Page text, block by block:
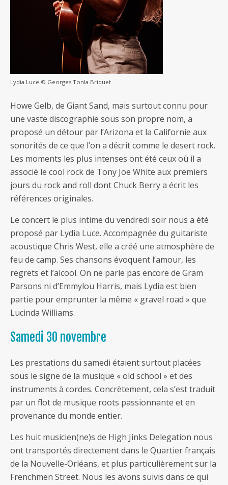
Lydia Luce © Georges Tonla Briquet
Howe Gelb, de Giant Sand, mais surtout connu pour
une vaste discographie sous son propre nom, a
proposé un détour par l’Arizona et la Californie aux
sonorités de ce que l’on a décrit comme le desert rock.
Les moments les plus intenses ont été ceux où il a
associé le cool rock de Tony Joe White aux premiers
jours du rock and roll dont Chuck Berry a écrit les
références originales.
Le concert le plus intime du vendredi soir nous a été
proposé par Lydia Luce. Accompagnée du guitariste
acoustique Chris West, elle a créé une atmosphère de
feu de camp. Ses chansons évoquent l’amour, les
regrets et l’alcool. On ne parle pas encore de Gram
Parsons ni d’Emmylou Harris, mais Lydia est bien
partie pour emprunter la même « gravel road » que
Lucinda Williams.
Samedi 30 novembre
Les prestations du samedi étaient surtout placées
sous le signe de la musique « old school » et des
instruments à cordes. Concrètement, cela s’est traduit
par un flot de musique roots passionnante et en
provenance du monde entier.
Les huit musicien(ne)s de High Jinks Delegation nous
ont transportés directement dans le Quartier français
de la Nouvelle-Orléans, et plus particulièrement sur la
Frenchmen Street. Nous les avons suivis dans ce qui